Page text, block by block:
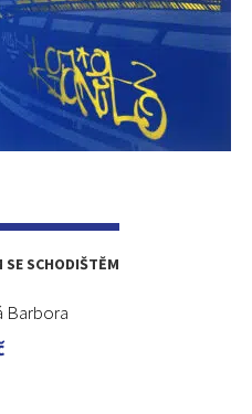
SE SCHODIŠTĚM
Barbora